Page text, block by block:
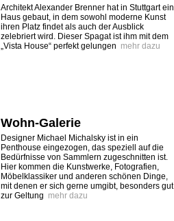
Architekt Alexander Brenner hat in Stuttgart ein
Haus gebaut, in dem sowohl moderne Kunst
ihren Platz findet als auch der Ausblick
zelebriert wird. Dieser Spagat ist ihm mit dem
„Vista House“ perfekt gelungen mehr dazu
Wohn-Galerie
Designer Michael Michalsky ist in ein
Penthouse eingezogen, das speziell auf die
Bedürfnisse von Sammlern zugeschnitten ist.
Hier kommen die Kunstwerke, Fotografien,
Möbelklassiker und anderen schönen Dinge,
mit denen er sich gerne umgibt, besonders gut
zur Geltung mehr dazu